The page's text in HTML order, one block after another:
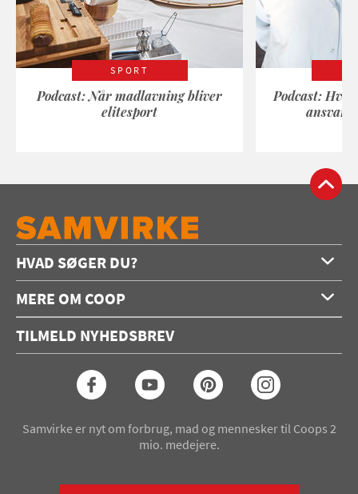
SPORT
Podcast: Når madlavning bliver
elitesport
Podcast:
HVAD SØGER DU?
Opskrifter
Konkurrencer
Seneste Samvirke-magasin
MERE OM COOP
Annoncering
Coop medlem
TILMELD NYHEDSBREV
Samvirke er nyt om forbrug, mad og mennesker til Coops 2
mio. medejere.